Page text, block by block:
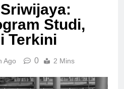
Studi,
Terkini
Ago 0 2 Mins